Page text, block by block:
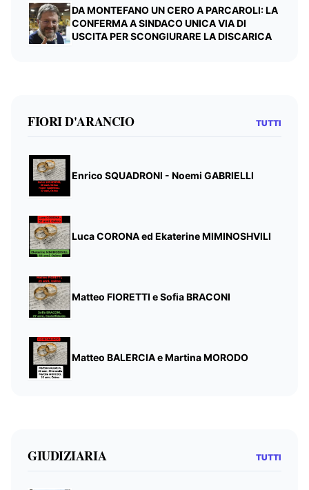
DA MONTEFANO UN CERO A PARCAROLI: LA
CONFERMA A SINDACO UNICA VIA DI
USCITA PER SCONGIURARE LA DISCARICA
FIORI D'ARANCIO TUTTI
Enrico SQUADRONI - Noemi GABRIELLI
Luca CORONA ed Ekaterine MIMINOSHVILI
Matteo FIORETTI e Sofia BRACONI
Matteo BALERCIA e Martina MORODO
GIUDIZIARIA TUTTI